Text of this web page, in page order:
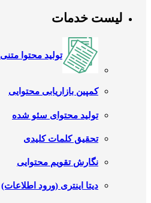
لیست خدمات
تولید محتوا متنی
کمپین بازاریابی محتوایی
تولید محتوای سئو شده
تحقیق کلمات کلیدی
نگارش تقویم محتوایی
دیتا اینتری (ورود اطلاعات)